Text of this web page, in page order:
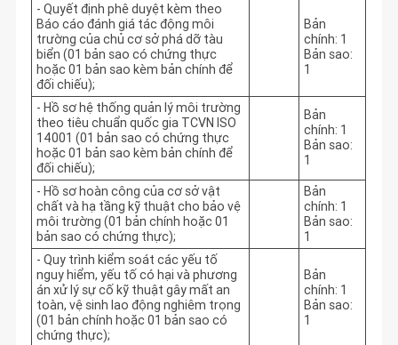
- Quyết định phê duyệt kèm theo
Báo cáo đánh giá tác động môi
trường của chủ cơ sở phá dỡ tàu
biển (01 bản sao có chứng thực
hoặc 01 bản sao kèm bản chính để
đối chiếu);
Bản
chính: 1
Bản sao:
1
- Hồ sơ hệ thống quản lý môi trường
theo tiêu chuẩn quốc gia TCVN ISO
14001 (01 bản sao có chứng thực
hoặc 01 bản sao kèm bản chính để
đối chiếu);
Bản
chính: 1
Bản sao:
1
- Hồ sơ hoàn công của cơ sở vật
chất và hạ tầng kỹ thuật cho bảo vệ
môi trường (01 bản chính hoặc 01
bản sao có chứng thực);
Bản
chính: 1
Bản sao:
1
- Quy trình kiểm soát các yếu tố
nguy hiểm, yếu tố có hại và phương
án xử lý sự cố kỹ thuật gây mất an
toàn, vệ sinh lao động nghiêm trọng
(01 bản chính hoặc 01 bản sao có
chứng thực);
Bản
chính: 1
Bản sao:
1